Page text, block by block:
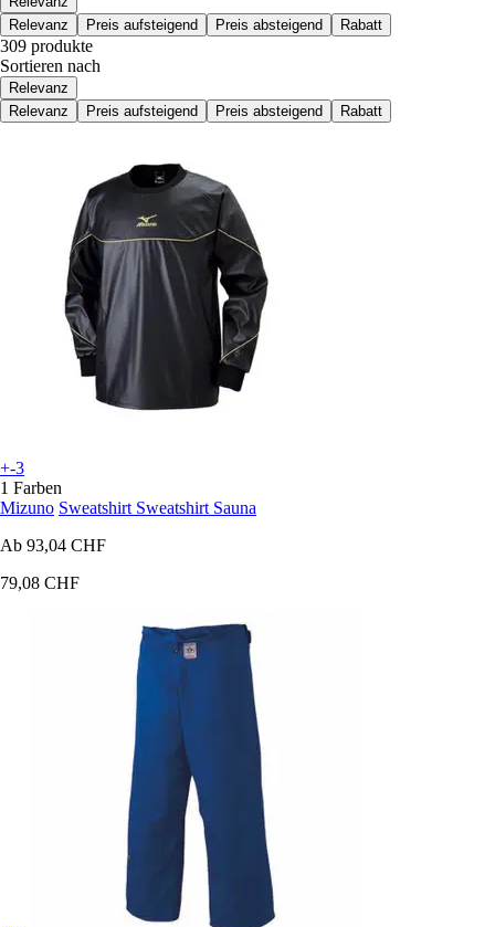
Relevanz
Preis aufsteigend Preis absteigend Rabatt
309 produkte
Sortieren nach
Relevanz
Relevanz
Preis aufsteigend Preis absteigend Rabatt
+-3
1 Farben
Mizuno Sweatshirt Sweatshirt Sauna
Ab 93,04 CHF
79,08 CHF